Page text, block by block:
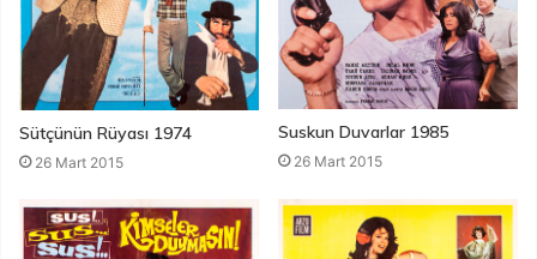
Sütçünün Rüyası 1974
26 Mart 2015
Suskun Duvarlar 1985
26 Mart 2015